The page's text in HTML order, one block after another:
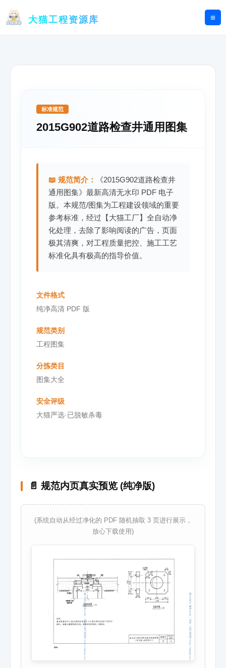
大猫工程资源库
标准规范
2015G902道路检查井通用图集
📖 规范简介：
《2015G902道路检查井
通用图集》最新高清无水印 PDF 电子
版。本规范/图集为工程建设领域的重要
参考标准，经过【大猫工厂】全自动净
化处理，去除了影响阅读的广告，页面
极其清爽，对工程质量把控、施工工艺
标准化具有极高的指导价值。
文件格式
纯净高清 PDF 版
规范类别
工程图集
分拣类目
图集大全
安全评级
大猫严选·已脱敏杀毒
📄 规范内页真实预览 (纯净版)
(系统自动从经过净化的 PDF 随机抽取 3 页进行展示，
放心下载使用)